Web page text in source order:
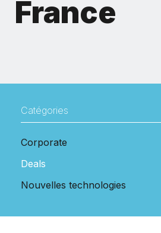
France
Catégories
Corporate
Deals
Nouvelles technologies